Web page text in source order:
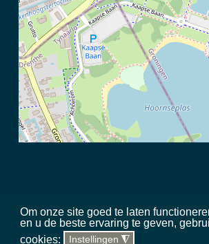
Om onze site goed te laten
en u de beste ervaring te geven,
cookies:
Instellingen ◮
2026 Meerschap Paterswolde |privacy